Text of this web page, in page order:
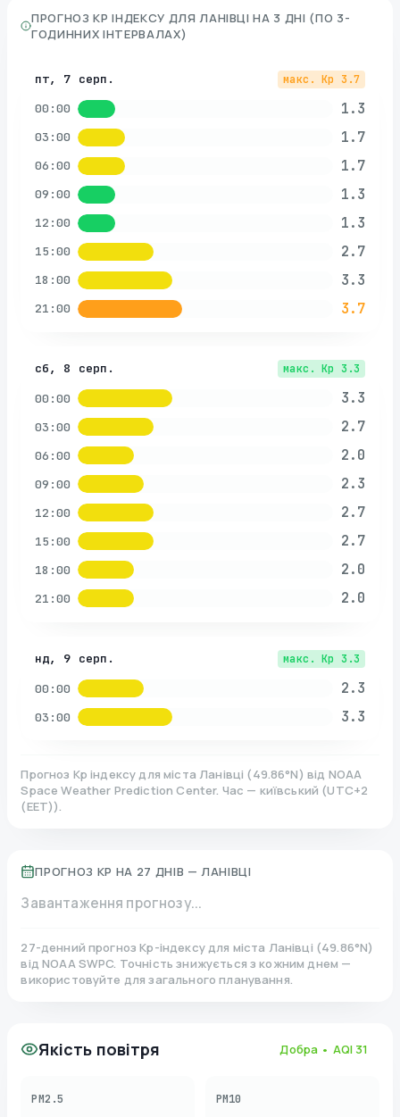
ПРОГНОЗ KP ІНДЕКСУ ДЛЯ ЛАНІВЦІ НА 3 ДНІ (ПО 3-
ГОДИННИХ ІНТЕРВАЛАХ)
пт, 7 серп. макс. Kp 3.7
00:00 1.3
03:00 1.7
06:00 1.7
09:00 1.3
12:00 1.3
15:00 2.7
18:00 3.3
21:00 3.7
сб, 8 серп. макс. Kp 3.3
00:00 3.3
03:00 2.7
06:00 2.0
09:00 2.3
12:00 2.7
15:00 2.7
18:00 2.0
21:00 2.0
нд, 9 серп. макс. Kp 3.3
00:00 2.3
03:00 3.3
Прогноз Kp індексу для міста Ланівці (49.86°N) від NOAA
Space Weather Prediction Center. Час — київський (UTC+2
(EET)).
ПРОГНОЗ KP НА 27 ДНІВ — ЛАНІВЦІ
Завантаження прогнозу...
27-денний прогноз Kp-індексу для міста Ланівці (49.86°N)
від NOAA SWPC. Точність знижується з кожним днем —
використовуйте для загального планування.
Якість повітря Добра • AQI 31
PM2.5 PM10